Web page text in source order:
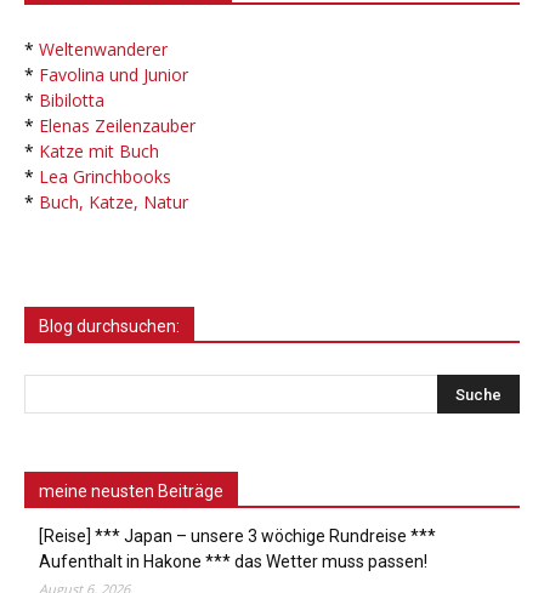
* Weltenwanderer
* Favolina und Junior
* Bibilotta
* Elenas Zeilenzauber
* Katze mit Buch
* Lea Grinchbooks
* Buch, Katze, Natur
Blog durchsuchen:
meine neusten Beiträge
[Reise] *** Japan – unsere 3 wöchige Rundreise ***
Aufenthalt in Hakone *** das Wetter muss passen!
August 6, 2026